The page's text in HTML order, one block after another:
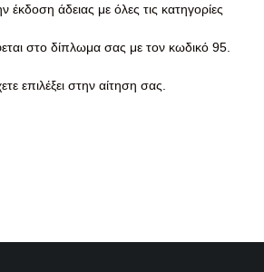
έκδοση άδειας με όλες τις κατηγορίες
στο δίπλωμα σας με τον κωδικό 95.
επιλέξει στην αίτηση σας.